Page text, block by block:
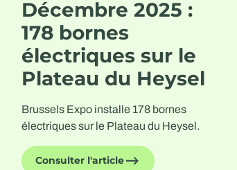
Décembre 2025 :
178 bornes
électriques sur le
Plateau du Heysel
Brussels Expo installe 178 bornes
électriques sur le Plateau du Heysel.
Consulter l'article